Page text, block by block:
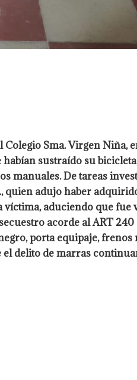
Sma. Virgen Niña,
sustraído su
manuales. De tareas
quien adujo haber
aduciendo que fue
acorde al ART 240
porta equipaje, frenos
delito de marras